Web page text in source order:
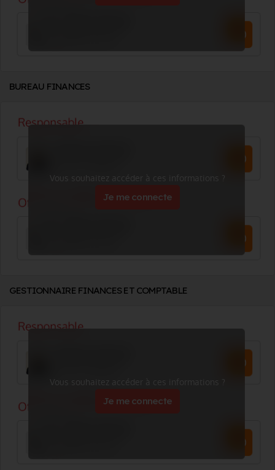
BUREAU FINANCES
Vous souhaitez accéder à ces informations ?
Je me connecte
GESTIONNAIRE FINANCES ET COMPTABLE
Vous souhaitez accéder à ces informations ?
Je me connecte